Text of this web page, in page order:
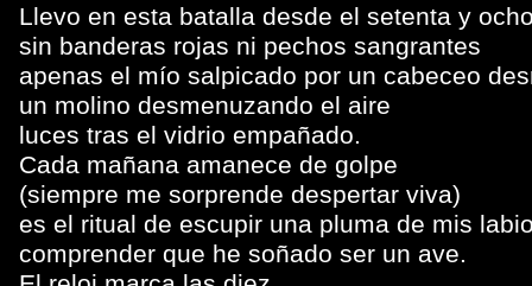
Llevo en esta batalla desde el setenta y
sin banderas rojas ni pechos sangrantes
apenas el mío salpicado por un cabeceo
un molino desmenuzando el aire
luces tras el vidrio empañado.
Cada mañana amanece de golpe
(siempre me sorprende despertar viva)
es el ritual de escupir una pluma de mis
comprender que he soñado ser un ave.